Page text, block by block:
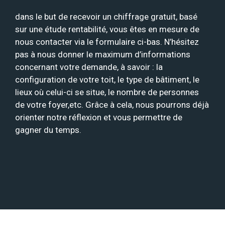
dans le but de recevoir un chiffrage gratuit, basé
sur une étude rentabilité, vous êtes en mesure de
nous contacter via le formulaire ci-bas. N’hésitez
pas à nous donner le maximum d’informations
concernant votre demande, à savoir : la
configuration de votre toit, le type de bâtiment, le
lieux où celui-ci se situe, le nombre de personnes
de votre foyer,etc. Grâce à cela, nous pourrons déjà
orienter notre réflexion et vous permettre de
gagner du temps.